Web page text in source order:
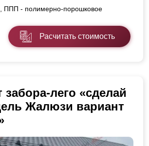
ППП - полимерно-порошковое
Расчитать стоимость
забора-лего «сделай
Жалюзи вариант